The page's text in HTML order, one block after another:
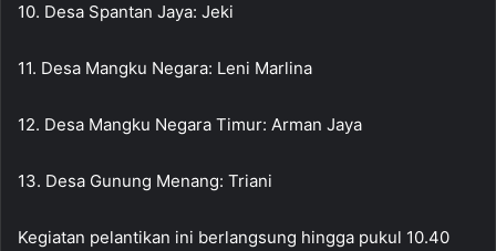
10. Desa Spantan Jaya: Jeki
11. Desa Mangku Negara: Leni Marlina
12. Desa Mangku Negara Timur: Arman Jaya
13. Desa Gunung Menang: Triani
Kegiatan pelantikan ini berlangsung hingga pukul 10.40